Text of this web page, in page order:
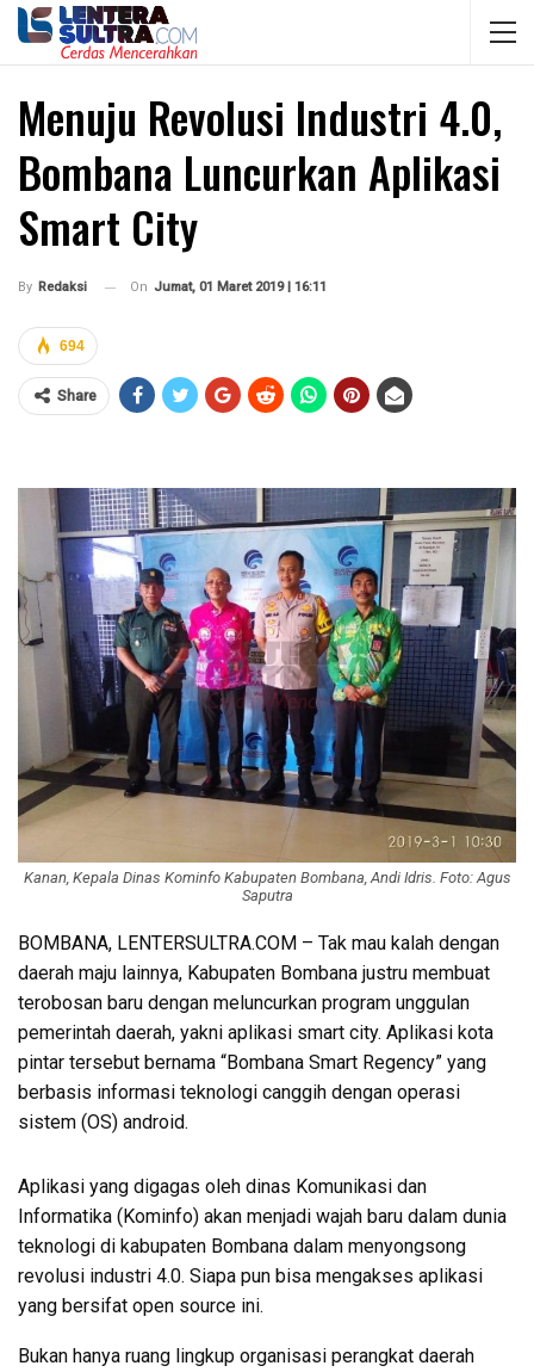
Menuju Revolusi Industri 4.0,
Bombana Luncurkan Aplikasi
Smart City
By Redaksi On Jumat, 01 Maret 2019 | 16:11
694
Share
Kanan, Kepala Dinas Kominfo Kabupaten Bombana, Andi Idris. Foto: Agus
Saputra
BOMBANA, LENTERSULTRA.COM – Tak mau kalah dengan
daerah maju lainnya, Kabupaten Bombana justru membuat
terobosan baru dengan meluncurkan program unggulan
pemerintah daerah, yakni aplikasi smart city. Aplikasi kota
pintar tersebut bernama “Bombana Smart Regency” yang
berbasis informasi teknologi canggih dengan operasi
sistem (OS) android.
Aplikasi yang digagas oleh dinas Komunikasi dan
Informatika (Kominfo) akan menjadi wajah baru dalam dunia
teknologi di kabupaten Bombana dalam menyongsong
revolusi industri 4.0. Siapa pun bisa mengakses aplikasi
yang bersifat open source ini.
Bukan hanya ruang lingkup organisasi perangkat daerah